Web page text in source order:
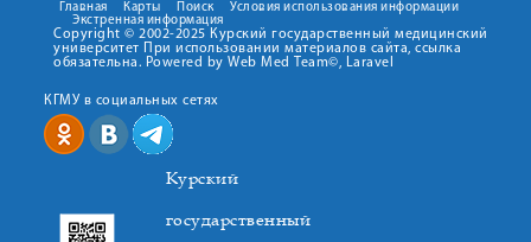
Главная Карты Поиск
Условия использования информации
Экстренная информация
Copyright © 2002-2025 Курский государственный медицинский
университет При использовании материалов сайта, ссылка
обязательна. Powered by Web Med Team©, Laravel
КГМУ в социальных сетях
Курский
государственный